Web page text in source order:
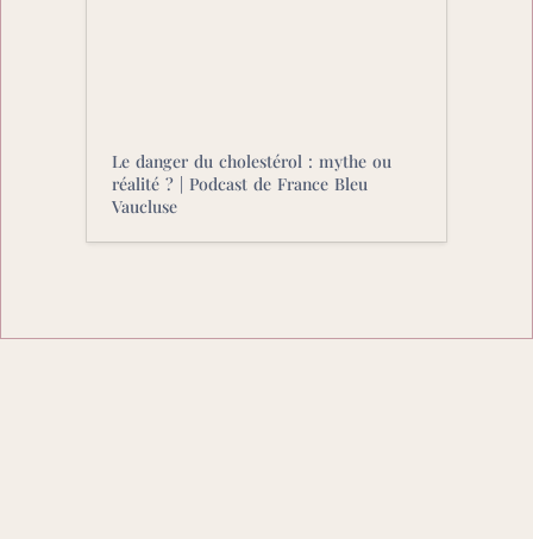
Le danger du cholestérol : mythe ou
réalité ? | Podcast de France Bleu
Vaucluse